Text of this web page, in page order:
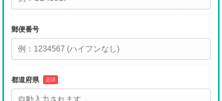
郵便番号
都道府県 必須